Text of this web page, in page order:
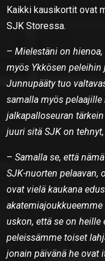
Kaikki kausikortit ovat
SJK Storessa.
–Mielestäni on
myös Ykkösen peleihin
Junnupääty tuo
samalla myös
jalkapalloseuran
juuri sitä SJK on tehnyt,
–Samalla se, että
SJK-nuorten pelaavan,
ovat vielä kaukana
uskon, että se on
peleissämme toiset
jonain päivänä he ovat